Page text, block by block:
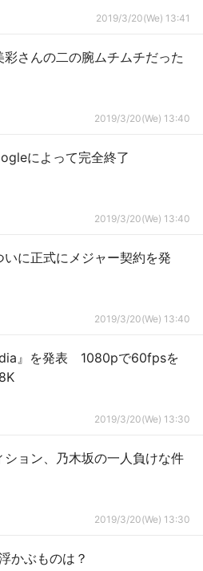
2019/3/20(We) 13:41
彩さんの二の腕ムチムチだった
2019/3/20(We) 13:40
によって完全終了
2019/3/20(We) 13:40
いに正式にメジャー契約を発
2019/3/20(We) 13:40
』を発表 1080pで60fpsを
2019/3/20(We) 13:30
ション、乃木坂の一人負けな件
2019/3/20(We) 13:30
かぶものは？